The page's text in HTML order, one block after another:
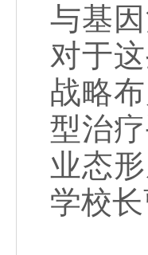
与基
对于
战略
型治
业态
学校